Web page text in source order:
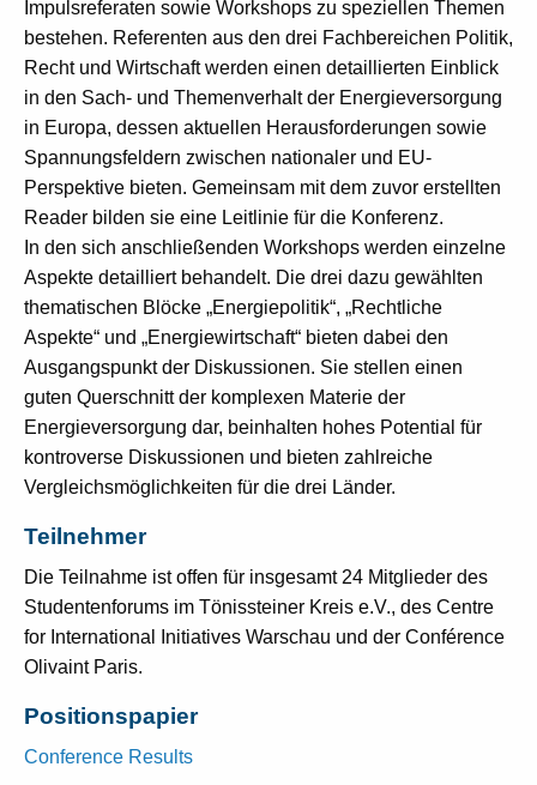
Impulsreferaten sowie Workshops zu speziellen Themen
bestehen. Referenten aus den drei Fachbereichen Politik,
Recht und Wirtschaft werden einen detaillierten Einblick
in den Sach- und Themenverhalt der Energieversorgung
in Europa, dessen aktuellen Herausforderungen sowie
Spannungsfeldern zwischen nationaler und EU-
Perspektive bieten. Gemeinsam mit dem zuvor erstellten
Reader bilden sie eine Leitlinie für die Konferenz.
In den sich anschließenden Workshops werden einzelne
Aspekte detailliert behandelt. Die drei dazu gewählten
thematischen Blöcke „Energiepolitik“, „Rechtliche
Aspekte“ und „Energiewirtschaft“ bieten dabei den
Ausgangspunkt der Diskussionen. Sie stellen einen
guten Querschnitt der komplexen Materie der
Energieversorgung dar, beinhalten hohes Potential für
kontroverse Diskussionen und bieten zahlreiche
Vergleichsmöglichkeiten für die drei Länder.
Teilnehmer
Die Teilnahme ist offen für insgesamt 24 Mitglieder des
Studentenforums im Tönissteiner Kreis e.V., des Centre
for International Initiatives Warschau und der Conférence
Olivaint Paris.
Positionspapier
Conference Results